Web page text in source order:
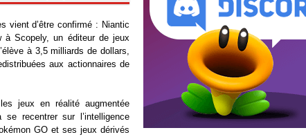
vient d’être confirmé : Niantic
à Scopely, un éditeur de jeux
à 3,5 milliards de dollars,
aux actionnaires de
jeux en réalité augmentée
se recentrer sur l’intelligence
GO et ses jeux dérivés